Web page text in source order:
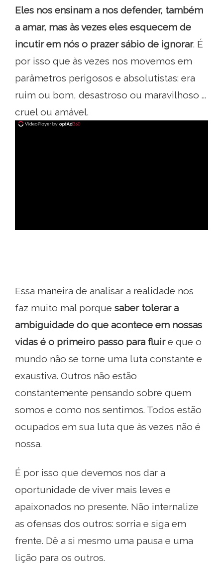
Eles nos ensinam a nos defender, também
a amar, mas às vezes eles esquecem de
incutir em nós o prazer sábio de ignorar. É
por isso que às vezes nos movemos em
parâmetros perigosos e absolutistas: era
ruim ou bom, desastroso ou maravilhoso ...
cruel ou amável.
Essa maneira de analisar a realidade nos
faz muito mal porque saber tolerar a
ambiguidade do que acontece em nossas
vidas é o primeiro passo para fluire que o
mundo não se torne uma luta constante e
exaustiva. Outros não estão
constantemente pensando sobre quem
somos e como nos sentimos. Todos estão
ocupados em sua luta que às vezes não é
nossa.
É por isso que devemos nos dar a
oportunidade de viver mais leves e
apaixonados no presente. Não internalize
as ofensas dos outros: sorria e siga em
frente. Dê a si mesmo uma pausa e uma
lição para os outros.